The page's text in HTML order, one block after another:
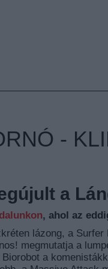
-
a
, ahol az
lázong, a Surfer
megmutatja a
a